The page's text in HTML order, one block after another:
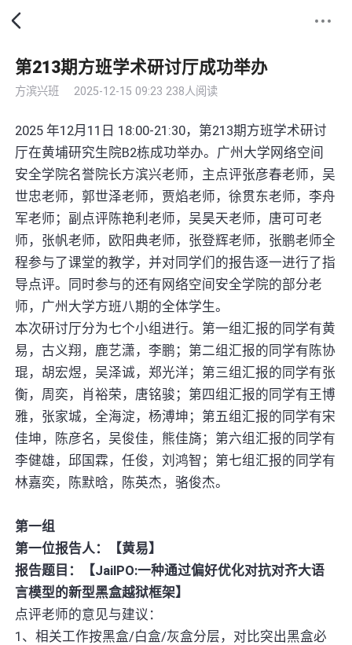
第213期方班学术研讨厅成功举办
方滨兴班 2025-12-15 09:23 238人阅读
2025 年12月11日 18:00-21:30，第213期方班学术研讨
厅在黄埔研究生院B2栋成功举办。广州大学网络空间
安全学院名誉院长方滨兴老师，主点评张彦春老师，吴
世忠老师，郭世泽老师，贾焰老师，徐贯东老师，李舟
军老师；副点评陈艳利老师，吴昊天老师，唐可可老
师，张帆老师，欧阳典老师，张登辉老师，张鹏老师全
程参与了课堂的教学，并对同学们的报告逐一进行了指
导点评。同时参与的还有网络空间安全学院的部分老
师，广州大学方班八期的全体学生。
本次研讨厅分为七个小组进行。第一组汇报的同学有黄
易，古义翔，鹿艺潇，李鹏；第二组汇报的同学有陈协
琨，胡宏煜，吴泽诚，郑光洋；第三组汇报的同学有张
衡，周奕，肖裕荣，唐铭骏；第四组汇报的同学有王博
雅，张家城，全海淀，杨溥坤；第五组汇报的同学有宋
佳坤，陈彦名，吴俊佳，熊佳旖；第六组汇报的同学有
李健雄，邱国霖，任俊，刘鸿智；第七组汇报的同学有
林嘉奕，陈默晗，陈英杰，骆俊杰。
第一组
第一位报告人：【黄易】
报告题目：【JailPO:一种通过偏好优化对抗对齐大语
言模型的新型黑盒越狱框架】
点评老师的意见与建议：
1、相关工作按黑盒/白盒/灰盒分层，对比突出黑盒必